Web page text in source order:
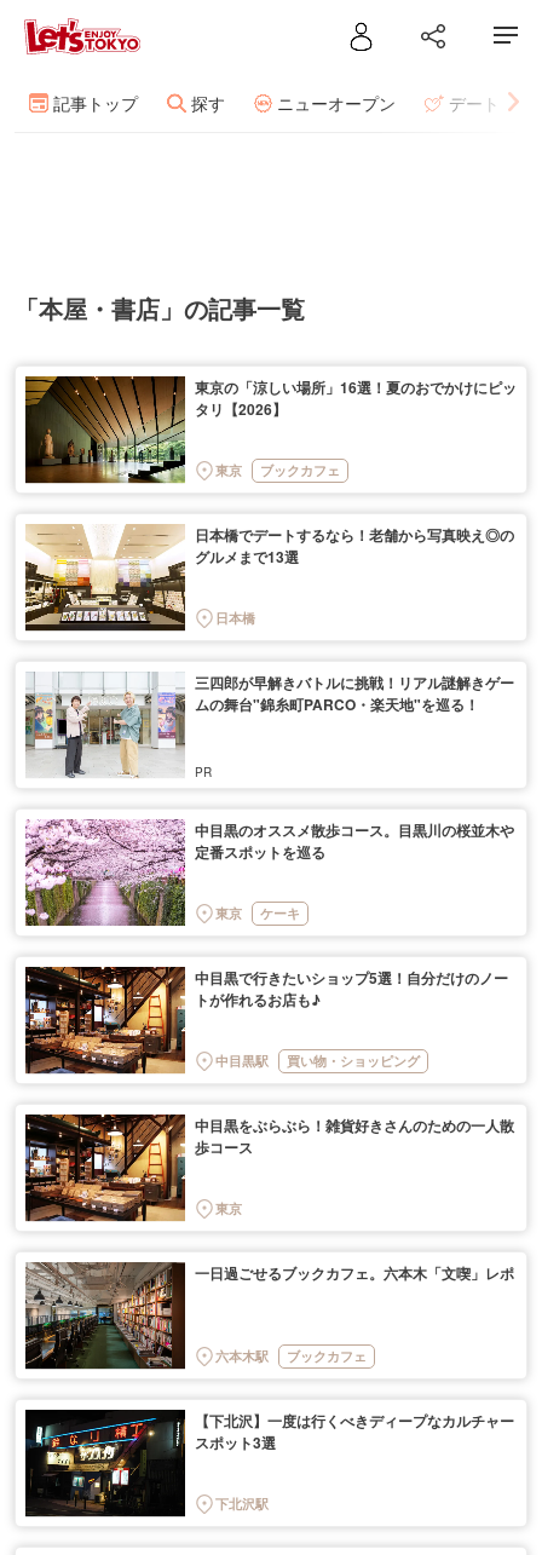
記事トップ 探す ニューオープン デート
「本屋・書店」の記事一覧
東京の「涼しい場所」16選！夏のおでかけにピッ
タリ【2026】
東京 ブックカフェ
日本橋でデートするなら！老舗から写真映え◎の
グルメまで13選
日本橋
三四郎が早解きバトルに挑戦！リアル謎解きゲー
ムの舞台"錦糸町PARCO・楽天地"を巡る！
中目黒のオススメ散歩コース。目黒川の桜並木や
定番スポットを巡る
東京 ケーキ
中目黒で行きたいショップ5選！自分だけのノー
トが作れるお店も♪
中目黒駅 買い物・ショッピング
中目黒をぶらぶら！雑貨好きさんのための一人散
歩コース
東京
一日過ごせるブックカフェ。六本木「文喫」レポ
六本木駅 ブックカフェ
【下北沢】一度は行くべきディープなカルチャー
スポット3選
下北沢駅